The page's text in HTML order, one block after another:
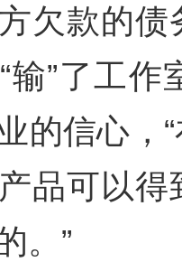
欠款的
输”了工
的信心，
品可以
。”